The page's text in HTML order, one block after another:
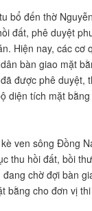
bổ đến thờ
đất, phê duyệt
Hiện nay, các
bàn giao mặt
được phê duyệt,
diện tích mặt
ven sông Đồng
thu hồi đất, bồi
chờ đợi bàn
bằng cho đơn vị